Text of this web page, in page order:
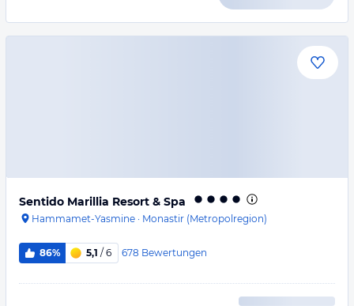
Sentido Marillia Resort & Spa
Hammamet-Yasmine · Monastir (Metropolregion)
86% 5,1 / 6 678 Bewertungen